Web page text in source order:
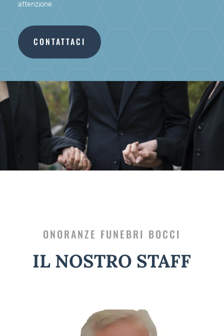
attenzione.
CONTATTACI
ONORANZE FUNEBRI BOCCI
IL NOSTRO STAFF